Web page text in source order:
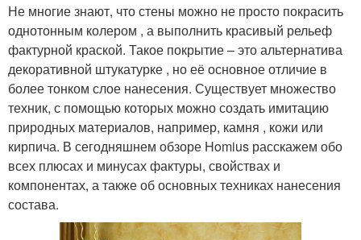
Не многие знают, что стены можно не просто покрасить
однотонным колером , а выполнить красивый рельеф
фактурной краской. Такое покрытие – это альтернатива
декоративной штукатурке , но её основное отличие в
более тонком слое нанесения. Существует множество
техник, с помощью которых можно создать имитацию
природных материалов, например, камня , кожи или
кирпича. В сегодняшнем обзоре Homius расскажем обо
всех плюсах и минусах фактуры, свойствах и
компонентах, а также об основных техниках нанесения
состава.